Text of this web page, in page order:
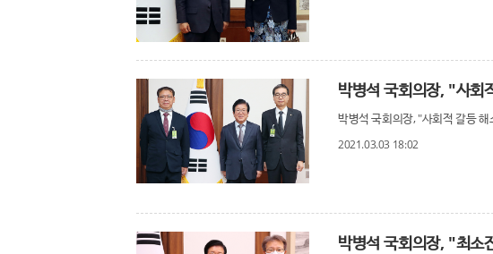
박병석 국회의장, "사회적 갈등
2021.03.03 18:02